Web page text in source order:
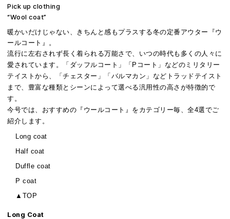
Pick up clothing
“Wool coat”
暖かいだけじゃない、きちんと感もプラスする冬の定番アウター『ウ
ールコート』。
流行に左右されず長く着られる万能さで、いつの時代も多くの人々に
愛されています。「ダッフルコート」「Pコート」などのミリタリー
テイストから、「チェスター」「バルマカン」などトラッドテイスト
まで、豊富な種類とシーンによって選べる汎用性の高さが特徴的で
す。
今号では、おすすめの『ウールコート』をカテゴリー毎、全4選でご
紹介します。
Long coat
Half coat
Duffle coat
P coat
▲TOP
Long Coat